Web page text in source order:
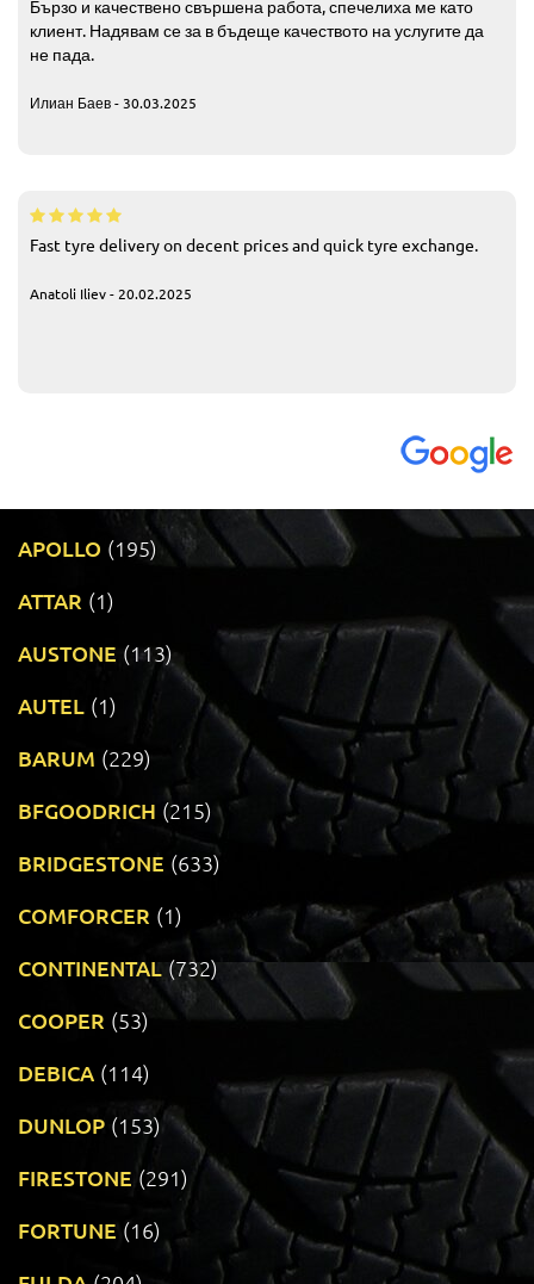
Бързо и качествено свършена работа, спечелиха ме като
клиент. Надявам се за в бъдеще качеството на услугите да
не пада.
Илиан Баев - 30.03.2025
Fast tyre delivery on decent prices and quick tyre exchange.
Anatoli Iliev - 20.02.2025
APOLLO (195)
ATTAR (1)
AUSTONE (113)
AUTEL (1)
BARUM (229)
BFGOODRICH (215)
BRIDGESTONE (633)
COMFORCER (1)
CONTINENTAL (732)
COOPER (53)
DEBICA (114)
DUNLOP (153)
FIRESTONE (291)
FORTUNE (16)